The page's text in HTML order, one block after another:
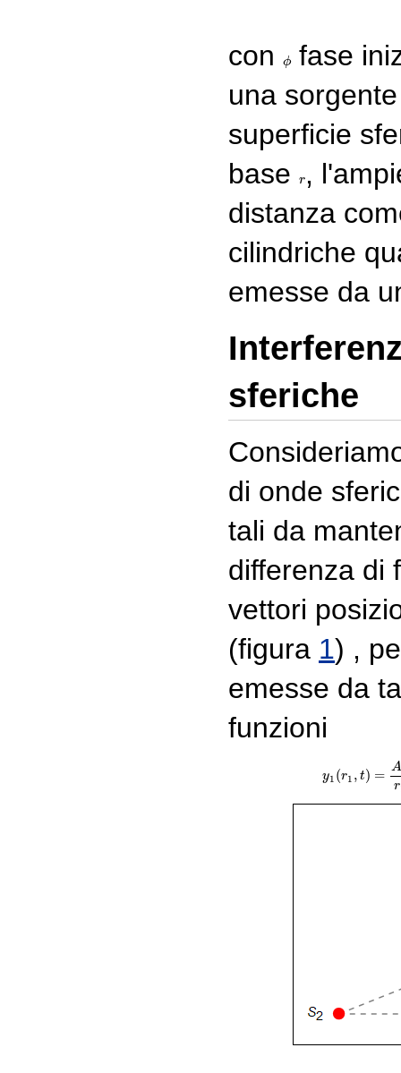
con ϕ
ϕfase
una
superficie
base
r
r ,
distanza
cilindriche
emesse da
sferiche
di onde
tali da
differenza di
vettori
(figura 1) ,
emesse da
funzioni
y1 (r1 , t) =
r
(8)